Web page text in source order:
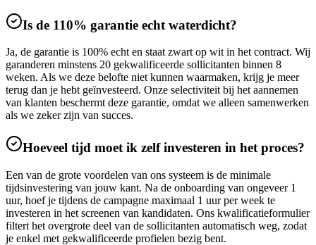
Is de 110% garantie echt waterdicht?
Ja, de garantie is 100% echt en staat zwart op wit in het contract. Wij
garanderen minstens 20 gekwalificeerde sollicitanten binnen 8
weken. Als we deze belofte niet kunnen waarmaken, krijg je meer
terug dan je hebt geïnvesteerd. Onze selectiviteit bij het aannemen
van klanten beschermt deze garantie, omdat we alleen samenwerken
als we zeker zijn van succes.
Hoeveel tijd moet ik zelf investeren in het proces?
Een van de grote voordelen van ons systeem is de minimale
tijdsinvestering van jouw kant. Na de onboarding van ongeveer 1
uur, hoef je tijdens de campagne maximaal 1 uur per week te
investeren in het screenen van kandidaten. Ons kwalificatieformulier
filtert het overgrote deel van de sollicitanten automatisch weg, zodat
je enkel met gekwalificeerde profielen bezig bent.